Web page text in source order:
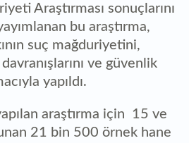
Araştırması sonuçlarını
bu araştırma,
suç mağduriyetini,
ve güvenlik
yapıldı.
araştırma için 15 ve
21 bin 500 örnek hane